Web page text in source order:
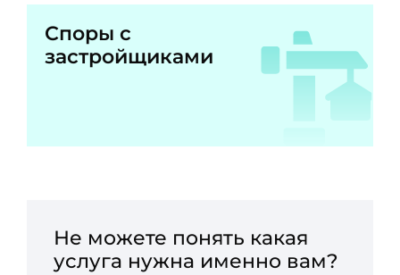
Споры с
застройщиками
Не можете понять какая
услуга нужна именно вам?